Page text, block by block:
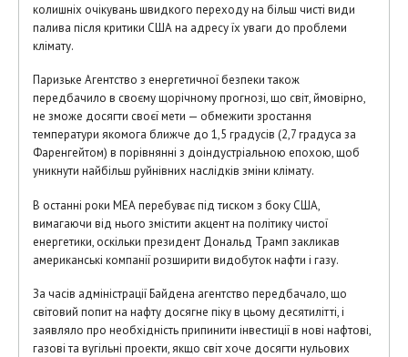
колишніх очікувань швидкого переходу на більш чисті види
палива після критики США на адресу їх уваги до проблеми
клімату.
Паризьке Агентство з енергетичної безпеки також
передбачило в своєму щорічному прогнозі, що світ, ймовірно,
не зможе досягти своєї мети — обмежити зростання
температури якомога ближче до 1,5 градусів (2,7 градуса за
Фаренгейтом) в порівнянні з доіндустріальною епохою, щоб
уникнути найбільш руйнівних наслідків зміни клімату.
В останні роки МЕА перебуває під тиском з боку США,
вимагаючи від нього змістити акцент на політику чистої
енергетики, оскільки президент Дональд Трамп закликав
американські компанії розширити видобуток нафти і газу.
За часів адміністрації Байдена агентство передбачало, що
світовий попит на нафту досягне піку в цьому десятилітті, і
заявляло про необхідність припинити інвестиції в нові нафтові,
газові та вугільні проекти, якщо світ хоче досягти нульових